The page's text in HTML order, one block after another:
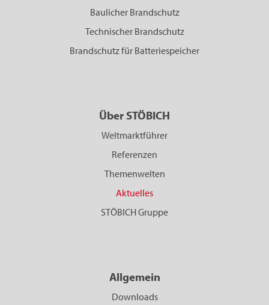
Baulicher Brandschutz
Technischer Brandschutz
Brandschutz für Batteriespeicher
Über STÖBICH
Weltmarktführer
Referenzen
Themenwelten
Aktuelles
STÖBICH Gruppe
Allgemein
Downloads